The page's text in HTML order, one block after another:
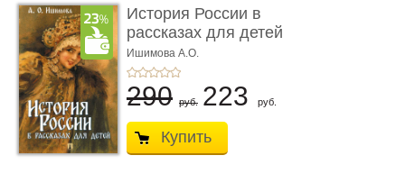
История России в
рассказах для детей
Ишимова А.О.
290 руб. 223 руб.
Купить